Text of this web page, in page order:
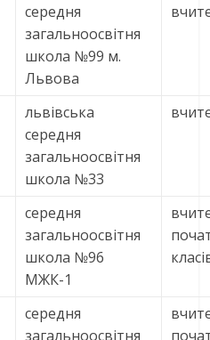
середня
загальноосвітня
школа №99 м.
Львова
львівська
середня
загальноосвітня
школа №33
середня
загальноосвітня
школа №96
МЖК-1
середня
загальноосвітня